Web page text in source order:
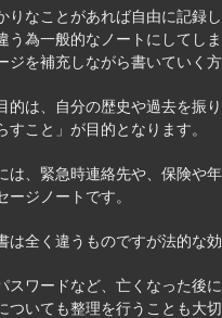
りなことがあれば自由に記録
う為一般的なノートにしてし
ジを補充しながら書いていく
的は、自分の歴史や過去を振
こと」が目的となります。
は、緊急時連絡先や、保険や
ジノートです。
は全く違うものですが法的な
スワードなど、亡くなった後
いても整理を行うことも大切